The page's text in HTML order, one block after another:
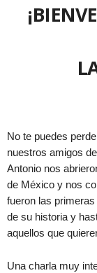
No te puedes
nuestros amigos
Antonio nos
de México y nos
fueron las
de su historia y
aquellos que
Una charla muy